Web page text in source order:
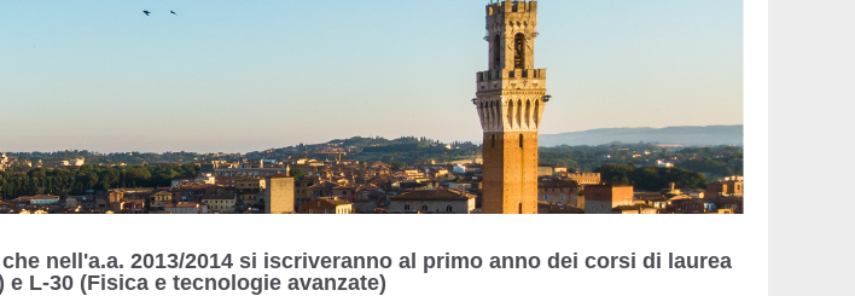
nell'a.a. 2013/2014 si iscriveranno al primo anno dei corsi di laurea
L-30 (Fisica e tecnologie avanzate)